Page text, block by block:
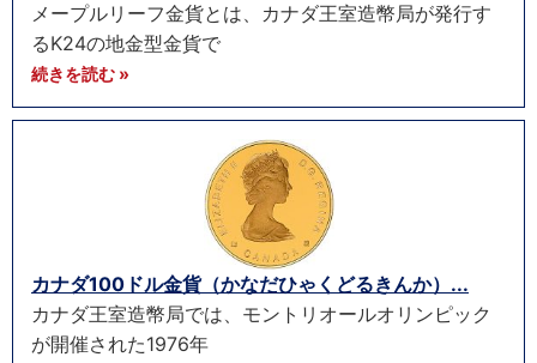
メープルリーフ金貨とは、カナダ王室造幣局が発行す
るK24の地金型金貨で
続きを読む »
カナダ100ドル金貨（かなだひゃくどるきんか）...
カナダ王室造幣局では、モントリオールオリンピック
が開催された1976年